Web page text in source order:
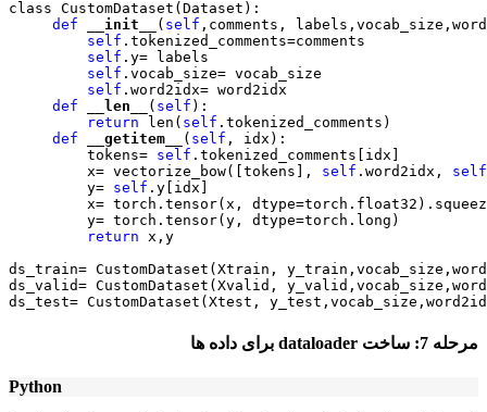
class CustomDataset(Dataset):
def
__init__ ( self ,comments,
self .tokenized_comments=comments
self .y= labels
self .vocab_size= vocab_size
self .word2idx= word2idx
def
__len__ ( self ):
return len( self .tokenized_comments)
def
__getitem__ ( self , idx):
         tokens=
self .tokenized_comments[idx]
         x= vectorize_bow([tokens],
self .word2idx, self
         y=
self .y[idx]
x= torch.tensor(x,
         y= torch.tensor(y, dtype=torch.long)
return x,y
ds_train= CustomDataset(Xtrain,
ds_valid= CustomDataset(Xvalid,
ds_test= CustomDataset(Xtest,
مرحله 7: ساخت dataloader برای داده ها
Python